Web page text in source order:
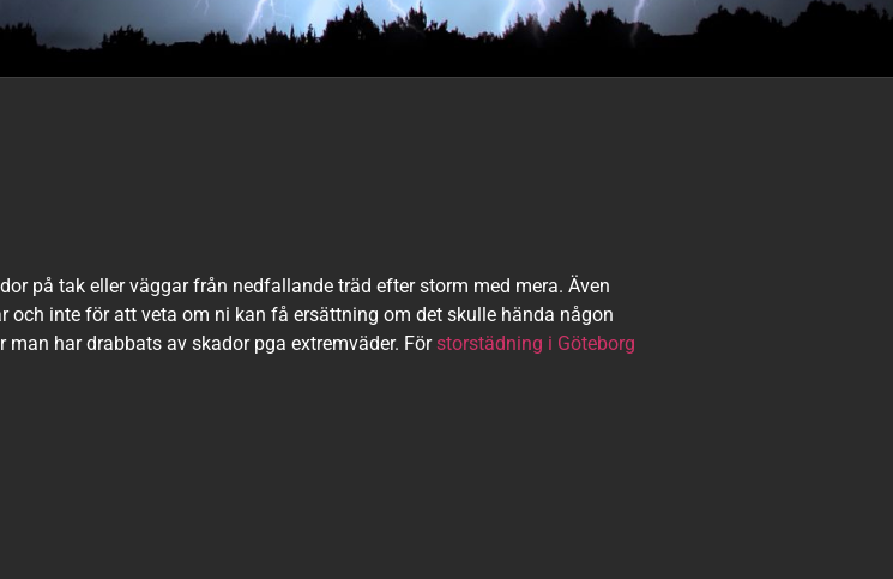
på tak eller väggar från nedfallande träd efter storm med mera. Även
inte för att veta om ni kan få ersättning om det skulle hända någon
har drabbats av skador pga extremväder. Förstorstädning i Göteborg